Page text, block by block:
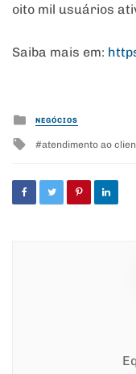
oito mil usuários
Saiba mais em:
Posted
in
NEGÓCIOS
Tagged
atendimento ao